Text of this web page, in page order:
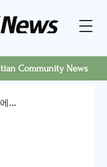
Community News
…